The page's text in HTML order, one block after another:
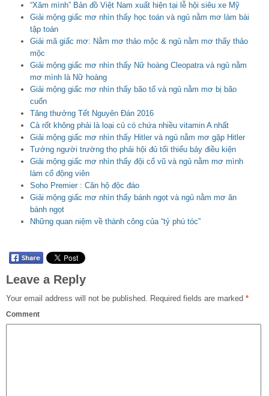
“Xăm mình” Bản đồ Việt Nam xuất hiện tại lễ hội siêu xe Mỹ
Giải mộng giấc mơ nhìn thấy học toán và ngủ nằm mơ làm bài
tập toán
Giải mã giấc mơ: Nằm mơ thảo mộc & ngủ nằm mơ thấy thảo
mộc
Giải mộng giấc mơ nhìn thấy Nữ hoàng Cleopatra và ngủ nằm
mơ mình là Nữ hoàng
Giải mộng giấc mơ nhìn thấy bão tố và ngủ nằm mơ bị bão
cuốn
Tăng thưởng Tết Nguyên Đán 2016
Cà rốt không phải là loại củ có chứa nhiều vitamin A nhất
Giải mộng giấc mơ nhìn thấy Hitler và ngủ nằm mơ gặp Hitler
Tướng người trường thọ phải hội đủ tối thiểu bảy điều kiện
Giải mộng giấc mơ nhìn thấy đội cổ vũ và ngủ nằm mơ mình
làm cổ động viên
Soho Premier : Căn hộ độc đáo
Giải mộng giấc mơ nhìn thấy bánh ngọt và ngủ nằm mơ ăn
bánh ngọt
Những quan niệm về thành công của “tỷ phú tóc”
Leave a Reply
Your email address will not be published. Required fields are marked *
Comment